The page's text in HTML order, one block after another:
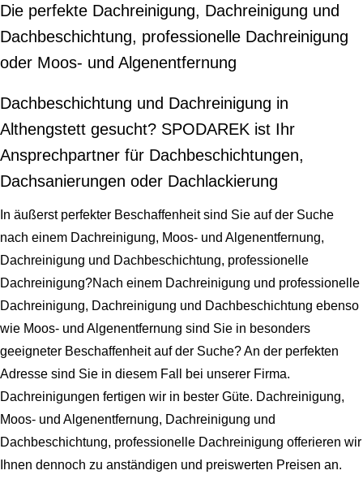
Die perfekte Dachreinigung, Dachreinigung und
Dachbeschichtung, professionelle Dachreinigung
oder Moos- und Algenentfernung
Dachbeschichtung und Dachreinigung in
Althengstett gesucht? SPODAREK ist Ihr
Ansprechpartner für Dachbeschichtungen,
Dachsanierungen oder Dachlackierung
In äußerst perfekter Beschaffenheit sind Sie auf der Suche
nach einem Dachreinigung, Moos- und Algenentfernung,
Dachreinigung und Dachbeschichtung, professionelle
Dachreinigung?Nach einem Dachreinigung und professionelle
Dachreinigung, Dachreinigung und Dachbeschichtung ebenso
wie Moos- und Algenentfernung sind Sie in besonders
geeigneter Beschaffenheit auf der Suche? An der perfekten
Adresse sind Sie in diesem Fall bei unserer Firma.
Dachreinigungen fertigen wir in bester Güte. Dachreinigung,
Moos- und Algenentfernung, Dachreinigung und
Dachbeschichtung, professionelle Dachreinigung offerieren wir
Ihnen dennoch zu anständigen und preiswerten Preisen an.